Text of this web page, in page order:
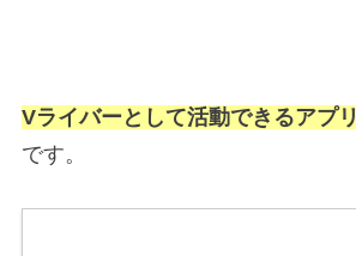
Vライバーとして活動できるアプリ
です。